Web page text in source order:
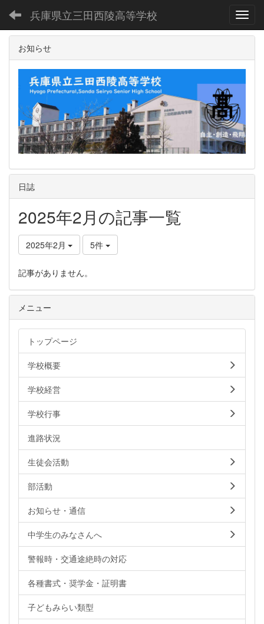
兵庫県立三田西陵高等学校
お知らせ
日誌
2025年2月の記事一覧
2025年2月 5件
記事がありません。
メニュー
トップページ
学校概要
学校経営
学校行事
進路状況
生徒会活動
部活動
お知らせ・通信
中学生のみなさんへ
警報時・交通途絶時の対応
各種書式・奨学金・証明書
子どもみらい類型